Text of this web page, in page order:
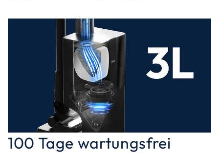
100 Tage wartungsfrei